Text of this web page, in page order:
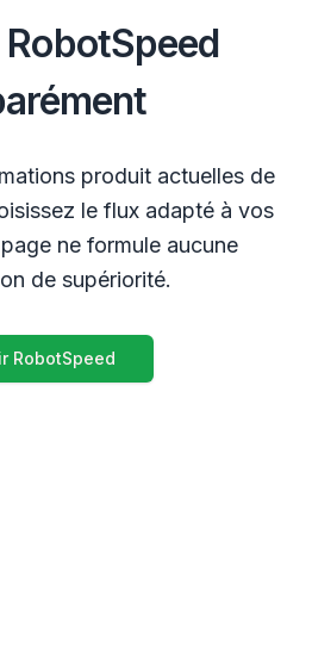
produit actuelles de
le flux adapté à vos
ne formule aucune
de supériorité.
RobotSpeed